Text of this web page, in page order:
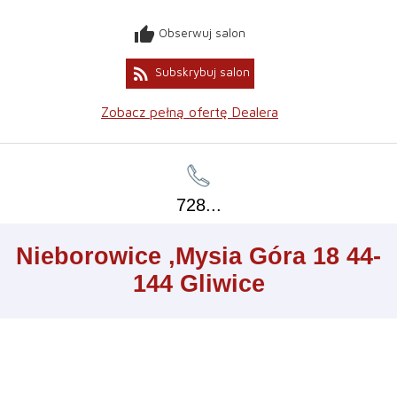
thumb_up Obserwuj salon
rss_feed Subskrybuj salon
Zobacz pełną ofertę Dealera
728...
+
Nieborowice ,Mysia Góra 18 44-
144 Gliwice